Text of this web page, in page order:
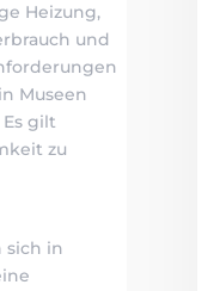
Heizung,
und
Museen
gilt
zu
sich in